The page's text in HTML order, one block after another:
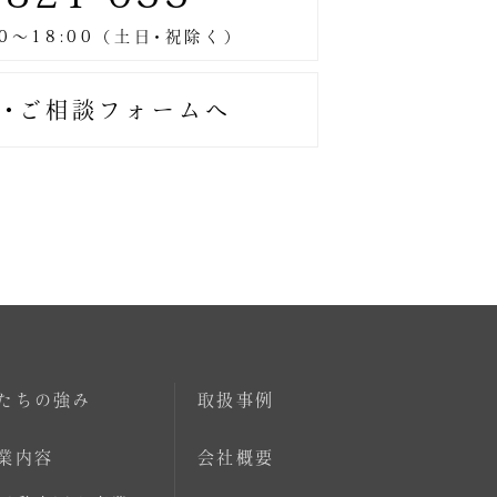
ご相談フォームへ
ちの強み
内容
取扱事例
会社概要